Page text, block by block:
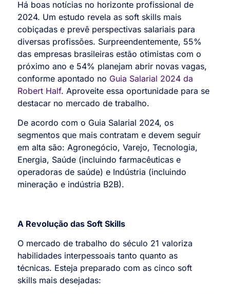
Há boas notícias no horizonte profissional de
2024. Um estudo revela as soft skills mais
cobiçadas e prevê perspectivas salariais para
diversas profissões. Surpreendentemente, 55%
das empresas brasileiras estão otimistas com o
próximo ano e 54% planejam abrir novas vagas,
conforme apontado no Guia Salarial 2024 da
Robert Half. Aproveite essa oportunidade para se
destacar no mercado de trabalho.
De acordo com o Guia Salarial 2024, os
segmentos que mais contratam e devem seguir
em alta são: Agronegócio, Varejo, Tecnologia,
Energia, Saúde (incluindo farmacêuticas e
operadoras de saúde) e Indústria (incluindo
mineração e indústria B2B).
A Revolução das Soft Skills
O mercado de trabalho do século 21 valoriza
habilidades interpessoais tanto quanto as
técnicas. Esteja preparado com as cinco soft
skills mais desejadas: